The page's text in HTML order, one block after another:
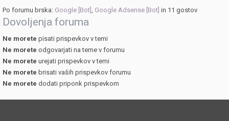
Po forumu brska: Google [Bot] , Google Adsense [Bot] in 11 gostov
Dovoljenja foruma
Ne morete pisati prispevkov v temi
Ne morete odgovarjati na teme v forumu
Ne morete urejati prispevkov v temi
Ne morete brisati vaših prispevkov forumu
Ne morete dodati priponk prispevkom